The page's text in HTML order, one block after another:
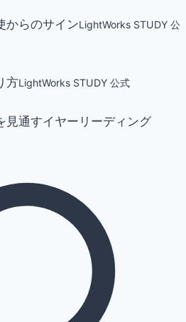
からのサインLightWorks STUDY 公
方LightWorks STUDY 公式
見通すイヤーリーディング